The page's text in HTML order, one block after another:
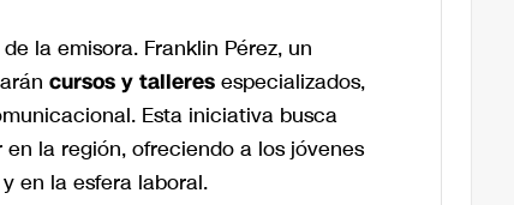
la emisora. Franklin Pérez, un
cursos y talleres especializados,
Esta iniciativa busca
la región, ofreciendo a los jóvenes
en la esfera laboral.